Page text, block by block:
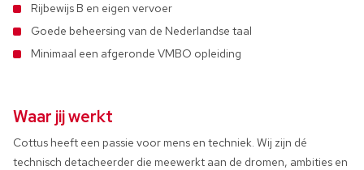
Rijbewijs B en eigen vervoer
Goede beheersing van de Nederlandse taal
Minimaal een afgeronde VMBO opleiding
Waar jij werkt
Cottus heeft een passie voor mens en techniek. Wij zijn dé
technisch detacheerder die meewerkt aan de dromen, ambities en